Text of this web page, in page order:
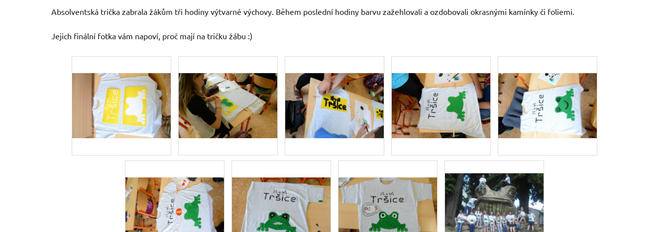
Absolventská trička zabrala žákům tři hodiny výtvarné výchovy. Během poslední hodiny barvu zažehlovali a ozdobovali okrasnými kamínky či foliemi.
Jejich finální fotka vám napoví, proč mají na tričku žábu :)